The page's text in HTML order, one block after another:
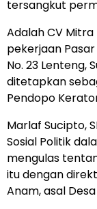
tersangkut
Adalah CV
pekerjaan
No. 23 Lenteng,
ditetapkan
Pendopo
Marlaf Sucipto,
Sosial Politik
mengulas
itu dengan
Anam, asal